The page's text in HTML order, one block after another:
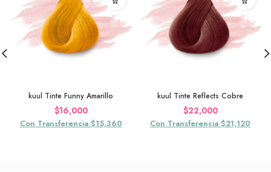
kuul Tinte Funny Amarillo
$16,000
Con Transferencia $15,360
kuul Tinte Reflects Cobre
$22,000
Con Transferencia $21,120